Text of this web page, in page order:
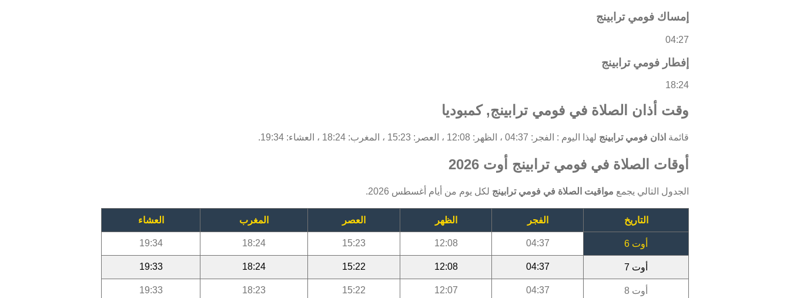
إمساك فومي ترابينج
04:27
إفطار فومي ترابينج
18:24
وقت أذان الصلاة في فومي ترابينج, كمبوديا
قائمة اذان فومي ترابينج لهذا اليوم : الفجر: 04:37 ، الظهر: 12:08 ، العصر: 15:23 ، المغرب: 18:24 ، العشاء: 19:34.
أوقات الصلاة في فومي ترابينج أوت 2026
الجدول التالي يجمع مواقيت الصلاة في فومي ترابينج لكل يوم من أيام أغسطس 2026.
التاريخ الفجر الظهر العصر المغرب العشاء
أوت 6 04:37
12:08
15:23
18:24
19:34
أوت 7 04:37
12:08
15:22
18:24
19:33
أوت 8 04:37
12:07
15:22
18:23
19:33